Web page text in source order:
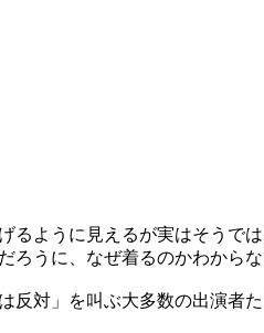
ように見えるが実はそうで
うに、なぜ着るのかわからな
対」を叫ぶ大多数の出演者た